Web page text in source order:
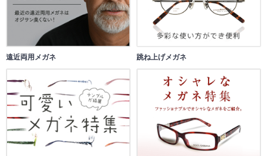
遠近両用メガネ 跳ね上げメガネ